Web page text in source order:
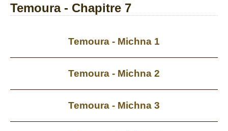
Temoura - Chapitre 7
Temoura - Michna 1
Temoura - Michna 2
Temoura - Michna 3